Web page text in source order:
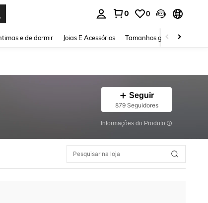
0 0
e de dormir Joias E Acessórios Tamanhos grandes
Seguir
879 Seguidores
Informações do Produto